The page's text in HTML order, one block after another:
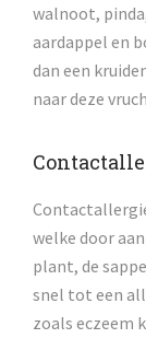
walnoot,
aardappel en
dan een
naar deze
welke door
plant, de
snel tot een
zoals eczeem